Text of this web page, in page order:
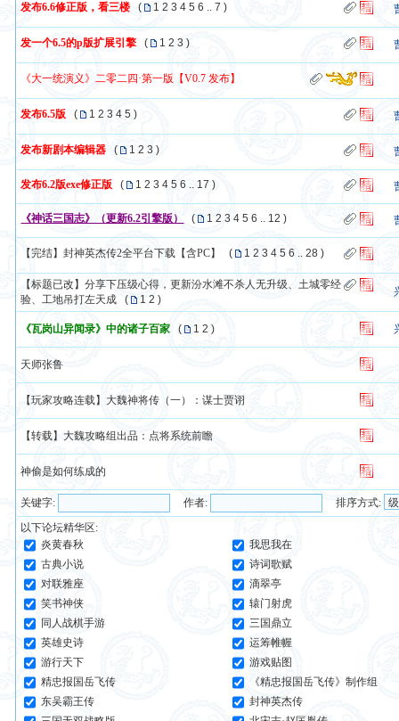
发布6.6修正版，看三楼( 1 2 3 4 5 6 ..7 )
发一个6.5的p版扩展引擎 ( 1 2 3 )
《大一统演义》二零二四·第一版【V0.7 发布】
发布6.5版 ( 1 2 3 4 5 )
发布新剧本编辑器 ( 1 2 3 )
发布6.2版exe修正版 ( 1 2 3 4 5 6 .. 17 )
《神话三国志》（更新6.2引擎版） ( 1 2 3 4 5 6 .. 12 )
【完结】封神英杰传2全平台下载【含PC】 ( 1 2 3 4 5 6 ..28 )
【标题已改】分享下压级心得，更新汾水滩不杀人无升级、土城零经
验、工地吊打左天成 ( 1 2 )
《瓦岗山异闻录》中的诸子百家 ( 1 2 )
天师张鲁
【玩家攻略连载】大魏神将传（一）：谋士贾诩
【转载】大魏攻略组出品：点将系统前瞻
神偷是如何练成的
关键字: 作者:
排序方式:
以下论坛精华区:
炎黄春秋
我思我在
古典小说
诗词歌赋
对联雅座
滴翠亭
笑书神侠
辕门射虎
同人战棋手游
三国鼎立
英雄史诗
运筹帷幄
游行天下
游戏贴图
精忠报国岳飞传
《精忠报国岳飞传》制作组
东吴霸王传
封神英杰传